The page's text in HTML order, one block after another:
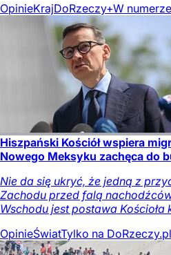
OpinieKrajDoRzeczy+W numerze
Hiszpański Kościół wspiera
Nowego Meksyku zachęca do
Nie da się ukryć, że jedną z
Zachodu przed falą
Wschodu jest postawa Kościoła
OpinieŚwiatTylko na DoRzeczy.pl